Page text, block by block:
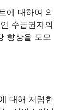
에 대하여 의
수급권자의
향상을 도모
대해 저렴한